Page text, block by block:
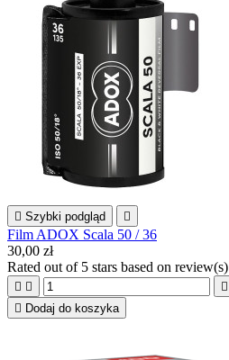
 Szybki podgląd 
Film ADOX Scala 50 / 36
30,00 zł
Rated out of 5 stars based on review(s)
  
 Dodaj do koszyka